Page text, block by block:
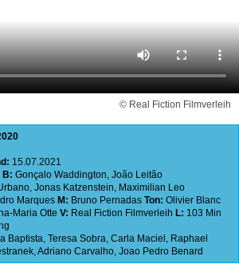
© Real Fiction Filmverleih
15.07.2021
B: Gonçalo Waddington, João Leitão
, Jonas Katzenstein, Maximilian Leo
Marques M: Bruno Pernadas Ton: Olivier Blanc
Maria Otte V: Real Fiction Filmverleih L: 103 Min
Baptista, Teresa Sobra, Carla Maciel , Raphael
,Adriano Carvalho, Joao Pedro Benard